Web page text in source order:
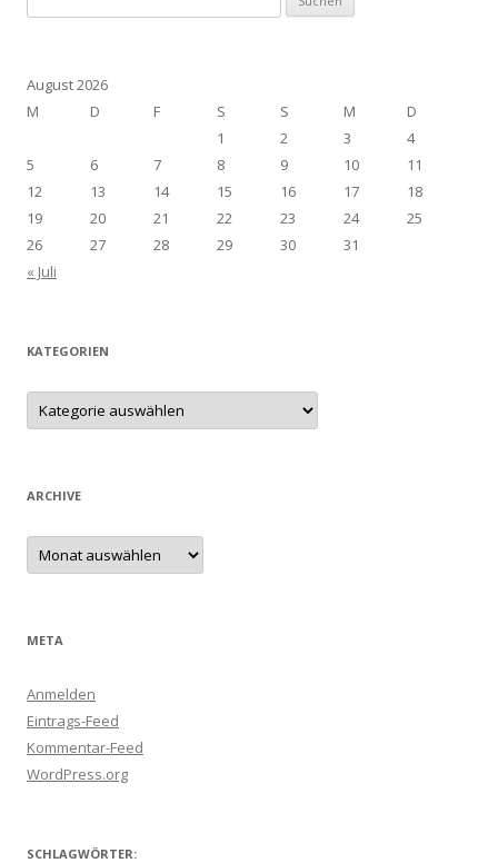
nach:
August 2026
M
D F S S M
D
1
2 3
4
5
6 7 8 9 10
11
12
13 14 15 16 17
18
19
20 21 22 23 24
25
26
27 28 29 30
31
« Juli
KATEGORIEN
Kategorien
ARCHIVE
Archive
META
Anmelden
Eintrags-Feed
Kommentar-Feed
WordPress.org
SCHLAGWÖRTER: